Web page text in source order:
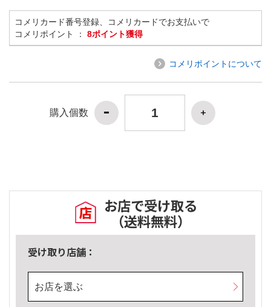
コメリカード番号登録、コメリカードでお支払いで
コメリポイント ： 8ポイント獲得
コメリポイントについて
購入個数
お店で受け取る
（送料無料）
受け取り店舗：
お店を選ぶ